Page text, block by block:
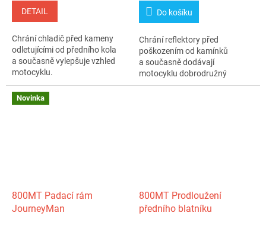
DETAIL
Chrání chladič před kameny
odletujícími od předního kola
a současně vylepšuje vzhled
motocyklu.
Do košíku
Chrání reflektory před
poškozením od kamínků
a současně dodávají
motocyklu dobrodružný
vzhled.
Novinka
800MT Padací rám
JourneyMan
800MT Prodloužení
předního blatníku